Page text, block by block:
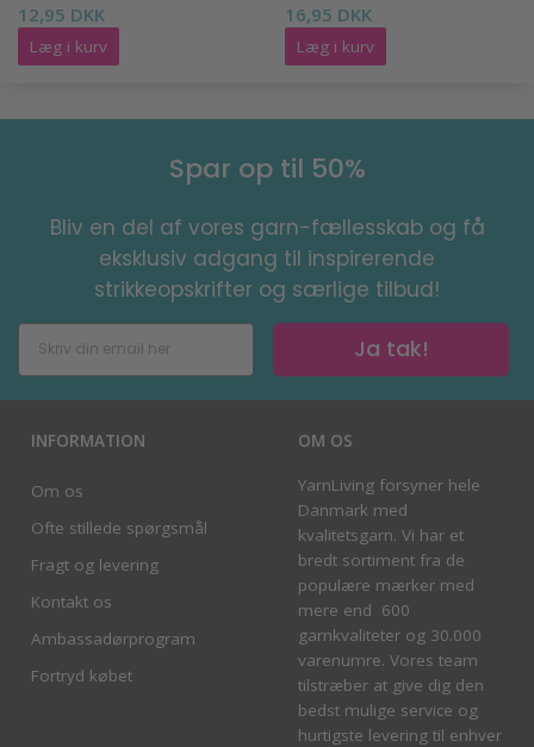
12,95 DKK
Læg i kurv
16,95 DKK
Læg i kurv
Spar op til 50%
Bliv en del af vores garn-fællesskab og få
eksklusiv adgang til inspirerende
strikkeopskrifter og særlige tilbud!
Ja tak!
INFORMATION
Om os
Ofte stillede spørgsmål
Fragt og levering
Kontakt os
Ambassadørprogram
Fortryd købet
OM OS
YarnLiving forsyner hele
Danmark med
kvalitetsgarn. Vi har et
bredt sortiment fra de
populære mærker med
mere end 600
garnkvaliteter og 30.000
varenumre. Vores team
tilstræber at give dig den
bedst mulige service og
hurtigste levering til enhver